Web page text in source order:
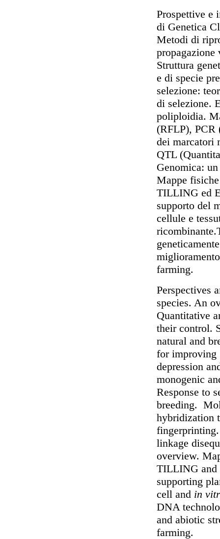
Prospettive e
di Genetica
Metodi di
Struttura
e di specie
selezione:
di selezione.
poliploidia.
(RFLP), PCR
dei marcatori
QTL
Genomica:
Mappe
TILLING ed
supporto del
cellule e
farming.
Perspectives
species. An
Quantitative
their control.
natural and
for improving
depression
monogenic
Response to
breeding.
hybridization
linkage
overview.
TILLING and
supporting
cell and in
DNA
and abiotic
farming.